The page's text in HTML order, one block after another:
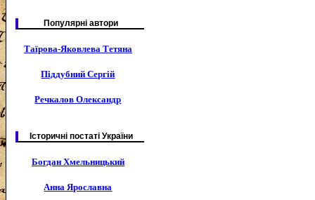
Популярні автори
Таїрова-Яковлева Тетяна
Піддубний Сергій
Речкалов Олександр
Історичні постаті України
Богдан Хмельницький
Анна Ярославна